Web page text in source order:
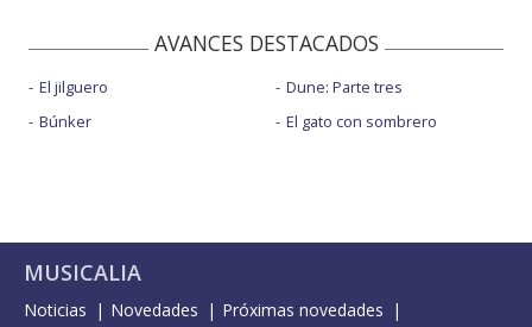
AVANCES DESTACADOS
El jilguero
Búnker
Dune: Parte tres
El gato con sombrero
MUSICALIA
Noticias Novedades
Próximas novedades